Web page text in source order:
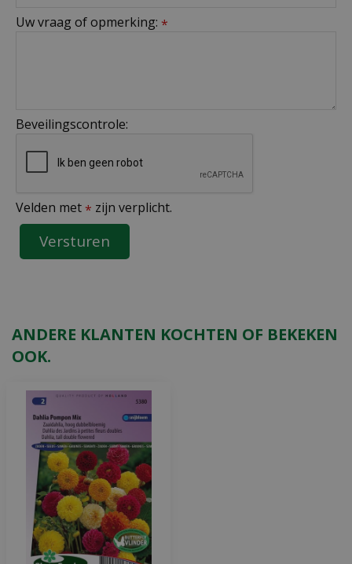
Uw vraag of opmerking: *
Beveilingscontrole:
Velden met * zijn verplicht.
ANDERE KLANTEN KOCHTEN OF BEKEKEN
OOK.